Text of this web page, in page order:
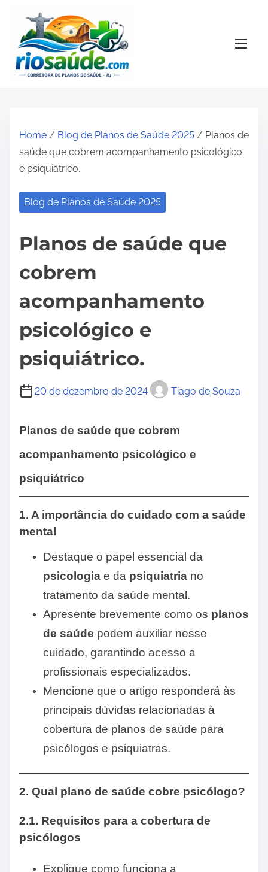
Home / Blog de Planos de Saúde 2025 / Planos de
saúde que cobrem acompanhamento psicológico
e psiquiátrico.
Blog de Planos de Saúde 2025
Planos de saúde que
cobrem
acompanhamento
psicológico e
psiquiátrico.
20 de dezembro de 2024 Tiago de Souza
Planos de saúde que cobrem
acompanhamento psicológico e
psiquiátrico
1. A importância do cuidado com a saúde
mental
Destaque o papel essencial da
psicologia e da psiquiatria no
tratamento da saúde mental.
Apresente brevemente como os planos
de saúde podem auxiliar nesse
cuidado, garantindo acesso a
profissionais especializados.
Mencione que o artigo responderá às
principais dúvidas relacionadas à
cobertura de planos de saúde para
psicólogos e psiquiatras.
2. Qual plano de saúde cobre psicólogo?
2.1. Requisitos para a cobertura de
psicólogos
Explique como funciona a